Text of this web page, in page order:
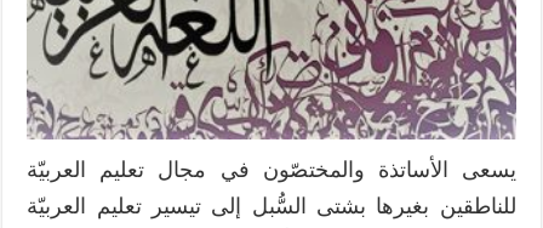
يسعى الأساتذة والمختصّون في مجال تعليم العربيّة
للناطقين بغيرها بشتى السُّبل إلى تيسير تعليم العربيّة